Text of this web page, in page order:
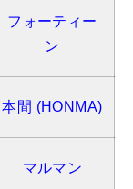
フォーティー
ン
本間 (HONMA)
マルマン